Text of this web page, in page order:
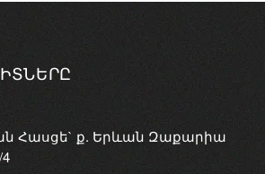
Հասցե` ք. Երևան Զաքարիա